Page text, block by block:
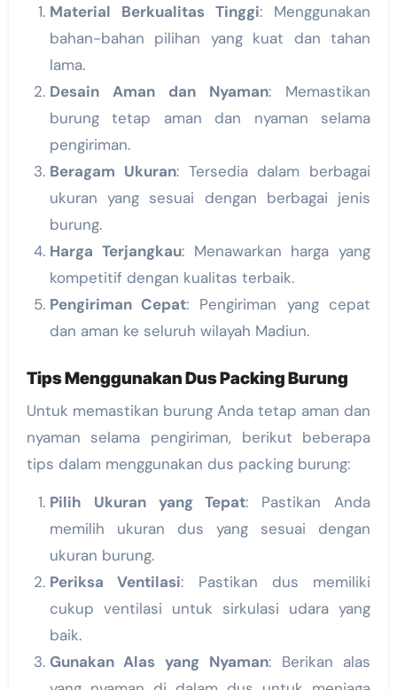
Material Berkualitas Tinggi: Menggunakan
bahan-bahan pilihan yang kuat dan tahan
lama.
Desain Aman dan Nyaman: Memastikan
burung tetap aman dan nyaman selama
pengiriman.
Beragam Ukuran: Tersedia dalam berbagai
ukuran yang sesuai dengan berbagai jenis
burung.
Harga Terjangkau: Menawarkan harga yang
kompetitif dengan kualitas terbaik.
Pengiriman Cepat: Pengiriman yang cepat
dan aman ke seluruh wilayah Madiun.
Tips Menggunakan Dus Packing Burung
Untuk memastikan burung Anda tetap aman dan
nyaman selama pengiriman, berikut beberapa
tips dalam menggunakan dus packing burung:
Pilih Ukuran yang Tepat: Pastikan Anda
memilih ukuran dus yang sesuai dengan
ukuran burung.
Periksa Ventilasi: Pastikan dus memiliki
cukup ventilasi untuk sirkulasi udara yang
baik.
Gunakan Alas yang Nyaman: Berikan alas